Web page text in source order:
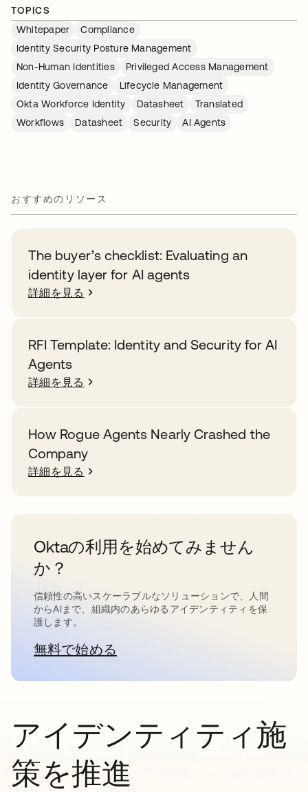
TOPICS
Whitepaper
Compliance
Identity Security Posture Management
Non-Human Identities
Privileged Access Management
Identity Governance
Lifecycle Management
Okta Workforce Identity
Datasheet
Translated
Workflows
Datasheet Security AI Agents
おすすめのリソース
The buyer’s checklist: Evaluating an
identity layer for AI agents
詳細を見る
RFI Template: Identity and Security for AI
Agents
詳細を見る
How Rogue Agents Nearly Crashed the
Company
詳細を見る
Oktaの利用を始めてみません
か？
信頼性の高いスケーラブルなソリューションで、人間
からAIまで、組織内のあらゆるアイデンティティを保
護します。
無料で始める新しいタブで開く
アイデンティティ施
策を推進